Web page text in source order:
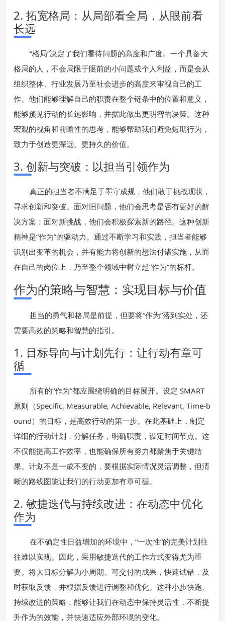
2. 拓宽格局：从局部看全局，从眼前看
长远
“格局”决定了我们看待问题的高度和广度。一个具备大
格局的人，不会局限于眼前的小问题或个人利益，而是会从
组织整体、行业发展乃至社会进步的高度来审视自己的工
作。他们能够理解自己的职责在整个链条中的位置和意义，
能够预见行动的长远影响，并据此做出更明智的决策。这种
宏观的视角和前瞻性的思考，能够帮助我们避免短期行为，
致力于创造更深远、更持久的价值。
3. 创新与突破：以担当引领作为
真正的担当者不满足于墨守成规，他们敢于挑战现状，
寻求创新和突破。面对旧问题，他们会思考是否有更好的解
决方案；面对新挑战，他们会积极探索新的路径。这种创新
精神是“作为”的驱动力。通过不断学习和实践，担当者能够
识别出变革的机会，并有能力将创新的想法付诸实施，从而
在自己的岗位上，乃至整个领域中树立起“作为”的标杆。
作为的策略与智慧：实现目标与价值
担当的勇气和格局是前提，但要将“作为”落到实处，还
需要高效的策略和智慧的指引。
1. 目标导向与计划先行：让行动有章可
循
所有的“作为”都应围绕明确的目标展开。设定 SMART
原则（Specific, Measurable, Achievable, Relevant, Time-b
ound）的目标，是高效行动的第一步。在此基础上，制定
详细的行动计划，分解任务，明确职责，设定时间节点。这
不仅能提高工作效率，也能确保所有努力都聚焦于关键结
果。计划不是一成不变的，要根据实际情况灵活调整，但清
晰的路线图能让我们的行动更加有章可循。
2. 敏捷迭代与持续改进：在动态中优化
作为
在不确定性日益增加的环境中，“一次性”的完美计划往
往难以实现。因此，采用敏捷迭代的工作方式变得尤为重
要。将大目标分解为小周期、可交付的成果，快速试错，及
时获取反馈，并根据反馈进行调整和优化。这种小步快跑、
持续改进的策略，能够让我们在动态中保持灵活性，不断提
升作为的效能，并快速适应外部环境的变化。